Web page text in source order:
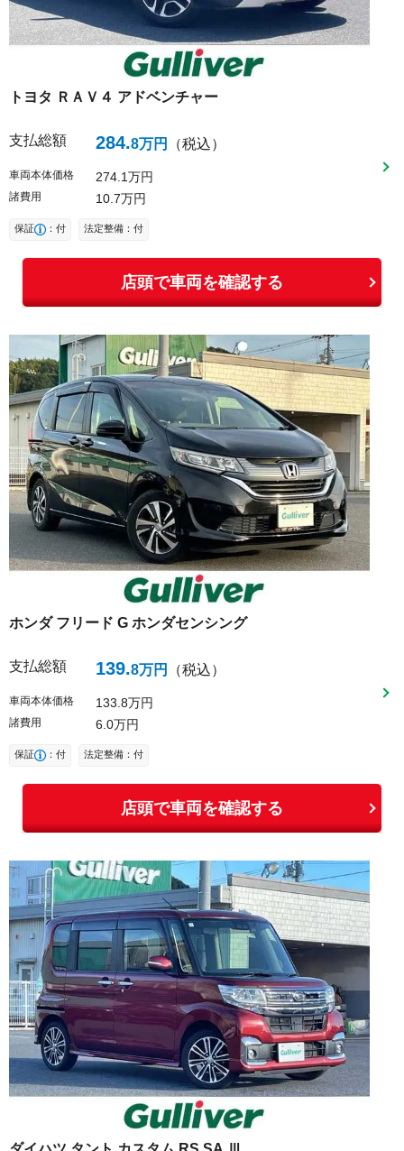
トヨタ ＲＡＶ４ アドベンチャー
支払総額 284.8万円 （税込）
車両本体価格 274 1万円
諸費用 10 7万円
保証 ：付 法定整備：付
店頭で車両を確認する
ホンダ フリード G ホンダセンシング
支払総額 139.8万円 （税込）
車両本体価格 133 8万円
諸費用 6 0万円
保証 ：付 法定整備：付
店頭で車両を確認する